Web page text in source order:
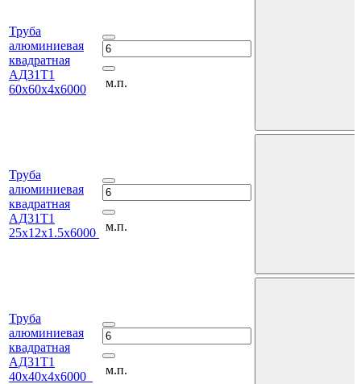
Труба
алюминиевая
квадратная
АД31Т1
60х60х4х6000
м.п.
Труба
алюминиевая
квадратная
АД31Т1
25х12х1.5х6000
м.п.
Труба
алюминиевая
квадратная
АД31Т1
40х40х4х6000
м.п.